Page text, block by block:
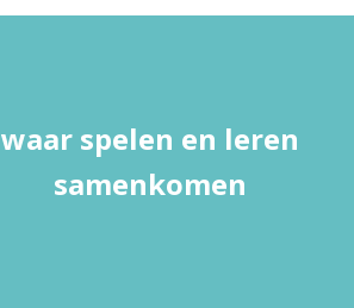
waar spelen en leren
samenkomen